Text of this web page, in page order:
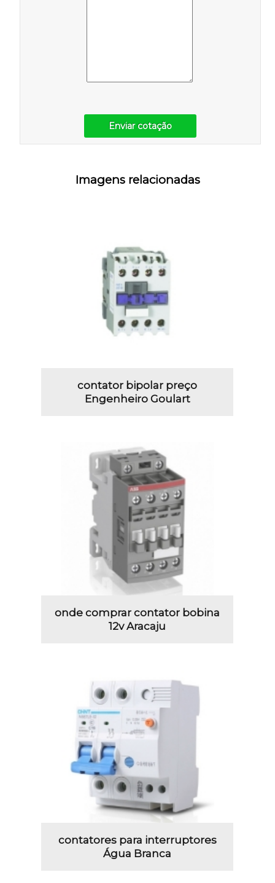
Enviar cotação
Imagens relacionadas
contator bipolar preço
Engenheiro Goulart
onde comprar contator bobina
12v Aracaju
contatores para interruptores
Água Branca